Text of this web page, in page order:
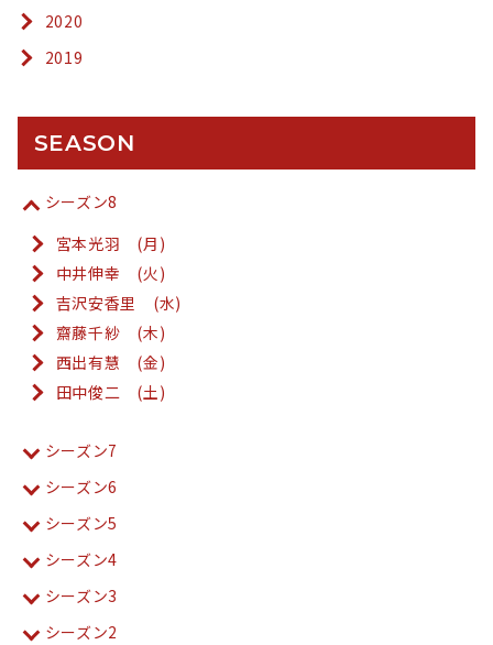
2020
2019
SEASON
シーズン8
宮本光羽 (月)
中井伸幸 (火)
吉沢安香里 (水)
齋藤千紗 (木)
西出有慧 (金)
田中俊二 (土)
シーズン7
シーズン6
シーズン5
シーズン4
シーズン3
シーズン2